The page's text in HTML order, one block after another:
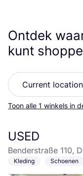
Ontdek
kunt
Toon alle 1 winkels in
USED
Benderstraße 110,
Kleding Schoenen